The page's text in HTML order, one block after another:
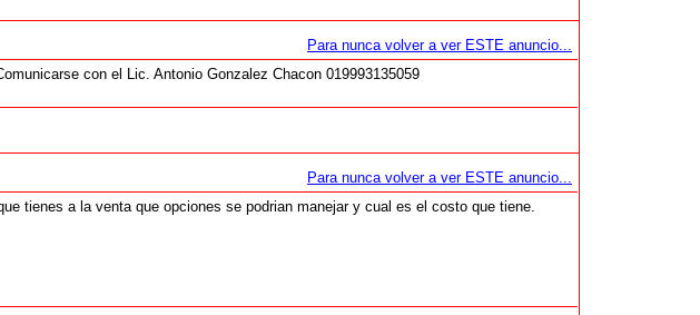
Para nunca volver a ver ESTE anuncio...
con el Lic. Antonio Gonzalez Chacon 019993135059
Para nunca volver a ver ESTE anuncio...
tienes a la venta que opciones se podrian manejar y cual es el costo que tiene.